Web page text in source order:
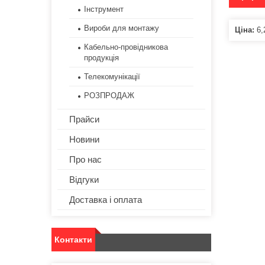
Ціна:
Інструмент
Вироби для монтажу
Кабельно-провідникова
продукція
Телекомунікації
РОЗПРОДАЖ
Прайси
Новини
Про нас
Відгуки
Доставка і оплата
Контакти